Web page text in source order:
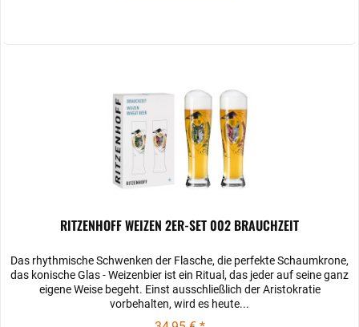
RITZENHOFF WEIZEN 2ER-SET 002 BRAUCHZEIT
Das rhythmische Schwenken der Flasche, die perfekte Schaumkrone,
das konische Glas ‐ Weizenbier ist ein Ritual, das jeder auf seine ganz
eigene Weise begeht. Einst ausschließlich der Aristokratie
vorbehalten, wird es heute...